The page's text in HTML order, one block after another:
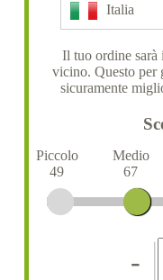
Italia
Il tuo ordine
vicino. Questo per
sicuramente
Piccolo
49
Medio
67
-